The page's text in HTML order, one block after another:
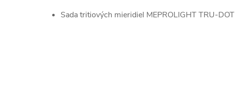
Sada tritiových mieridiel MEPROLIGHT TRU-DOT